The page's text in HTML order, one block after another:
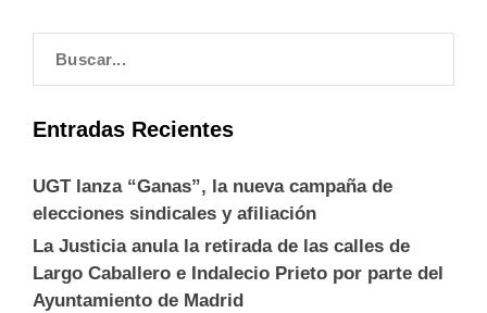
Entradas Recientes
UGT lanza “Ganas”, la nueva campaña de
elecciones sindicales y afiliación
La Justicia anula la retirada de las calles de
Largo Caballero e Indalecio Prieto por parte del
Ayuntamiento de Madrid